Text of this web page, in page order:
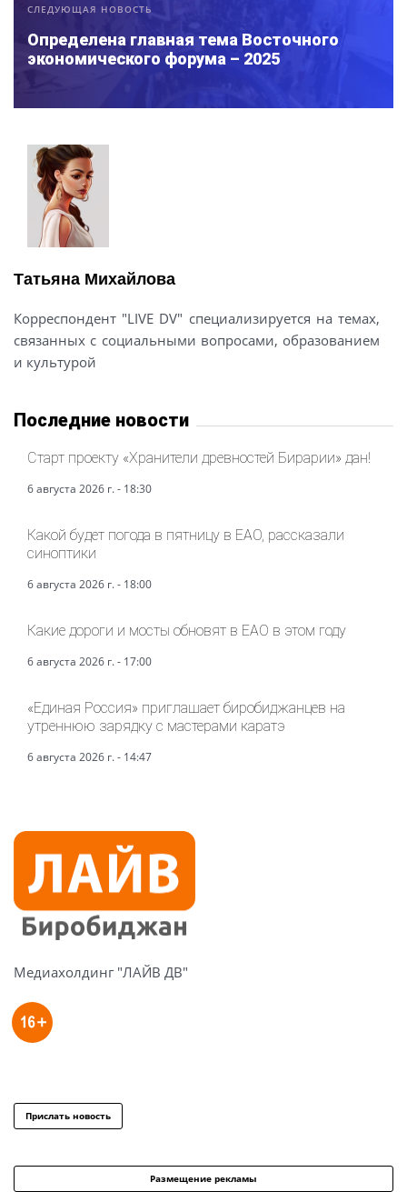
СЛЕДУЮЩАЯ НОВОСТЬ
Определена главная тема Восточного
экономического форума – 2025
Татьяна Михайлова
Корреспондент "LIVE DV" специализируется на темах,
связанных с социальными вопросами, образованием
и культурой
Последние новости
Старт проекту «Хранители древностей Бирарии» дан!
6 августа 2026 г. - 18:30
Какой будет погода в пятницу в ЕАО, рассказали
синоптики
6 августа 2026 г. - 18:00
Какие дороги и мосты обновят в ЕАО в этом году
6 августа 2026 г. - 17:00
«Единая Россия» приглашает биробиджанцев на
утреннюю зарядку с мастерами каратэ
6 августа 2026 г. - 14:47
Медиахолдинг "ЛАЙВ ДВ"
Прислать новость
Размещение рекламы